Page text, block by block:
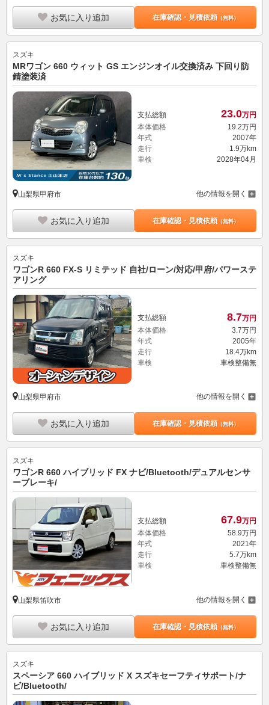
お気に入り追加 在庫確認・見積依頼（無料）
スズキ
MRワゴン 660 ウィット GS エンジンオイル交換済み 下回り防
錆塗装済
支払総額 23.0万円
本体価格
19.2万円
年式
2007年
走行
1.9万km
車検
2028年04月
山梨県甲府市 他の情報を開く
お気に入り追加 在庫確認・見積依頼（無料）
スズキ
ワゴンR 660 FX-S リミテッド 自社/ローン/対応/甲府/パワーステ
アリング
支払総額 8.7万円
本体価格
3. 7万円
年式
2005年
走行
18.4万km
車検
車検整備無
山梨県甲府市 他の情報を開く
お気に入り追加 在庫確認・見積依頼（無料）
スズキ
ワゴンR 660 ハイブリッド FX ナビ/Bluetooth/デュアルセンサ
ーブレーキ/
支払総額 67.9万円
本体価格
58.9万円
年式
2021年
走行
5.7万km
車検
車検整備無
山梨県笛吹市 他の情報を開く
お気に入り追加 在庫確認・見積依頼（無料）
スズキ
スペーシア 660 ハイブリッド X スズキセーフティサポート/ナ
ビ/Bluetooth/